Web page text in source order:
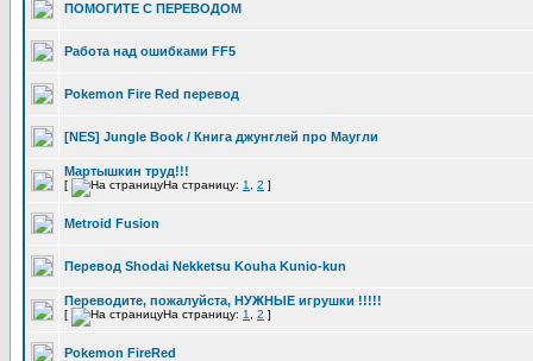
ПОМОГИТЕ С ПЕРЕВОДОМ
Работа над ошибками FF5
Pokemon Fire Red перевод
[NES] Jungle Book / Книга джунглей про Маугли
Мартышкин труд!!!
[ На страницу: 1 2 ]
Metroid Fusion
Перевод Shodai Nekketsu Kouha Kunio-kun
Переводите, пожалуйста, НУЖНЫЕ игрушки !!!!!
[ На страницу: 1 2 ]
Pokemon FireRed